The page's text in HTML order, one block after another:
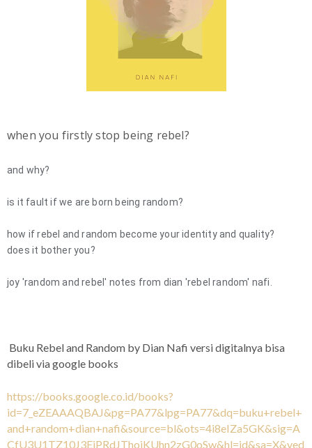
when you firstly stop being rebel?
and why?
is it fault if we are born being random?
how if rebel and random become your identity and quality?
does it bother you?
joy 'random and rebel' notes from dian 'rebel random' nafi.
Buku Rebel and Random by Dian Nafi versi digitalnya bisa
dibeli via google books
https://books.google.co.id/books?
id=7_eZEAAAQBAJ&pg=PA77&lpg=PA77&dq=buku+rebel+
and+random+dian+nafi&source=bl&ots=4i8eIZa5GK&sig=A
CfU3U1TZ10J3EjPRdJThojKUhn2zG0oSw&hl=id&sa=X&ved